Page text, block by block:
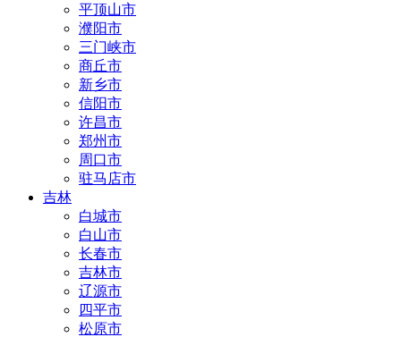
平顶山市
濮阳市
三门峡市
商丘市
新乡市
信阳市
许昌市
郑州市
周口市
驻马店市
吉林
白城市
白山市
长春市
吉林市
辽源市
四平市
松原市